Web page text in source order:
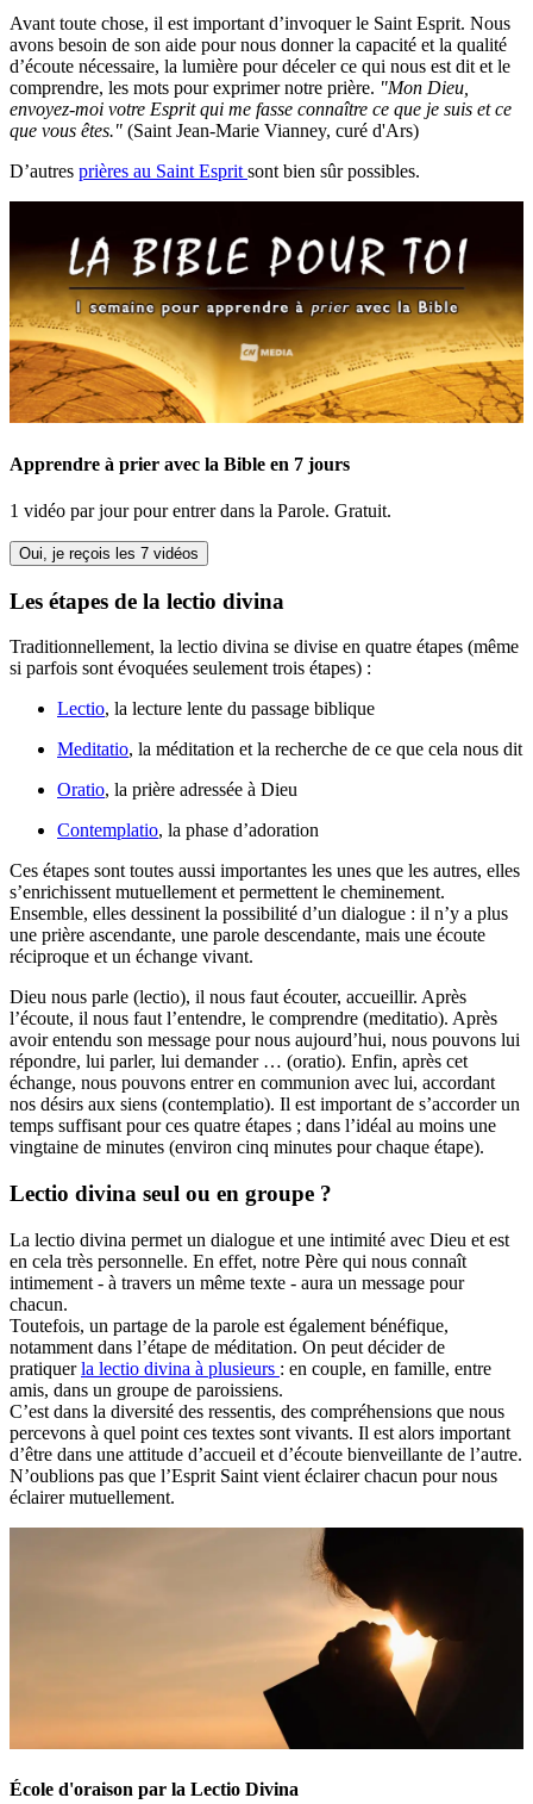
Avant toute chose, il est important d’invoquer le Saint Esprit. Nous
avons besoin de son aide pour nous donner la capacité et la qualité
d’écoute nécessaire, la lumière pour déceler ce qui nous est dit et le
comprendre, les mots pour exprimer notre prière. "Mon Dieu,
envoyez-moi votre Esprit qui me fasse connaître ce que je suis et ce
que vous êtes." (Saint Jean-Marie Vianney, curé d'Ars)
D’autres prières au Saint Esprit sont bien sûr possibles.
Apprendre à prier avec la Bible en 7 jours
1 vidéo par jour pour entrer dans la Parole. Gratuit.
Oui, je reçois les 7 vidéos
Les étapes de la lectio divina
Traditionnellement, la lectio divina se divise en quatre étapes (même
si parfois sont évoquées seulement trois étapes) :
Lectio, la lecture lente du passage biblique
Meditatio, la méditation et la recherche de ce que cela nous dit
Oratio, la prière adressée à Dieu
Contemplatio, la phase d’adoration
Ces étapes sont toutes aussi importantes les unes que les autres, elles
s’enrichissent mutuellement et permettent le cheminement.
Ensemble, elles dessinent la possibilité d’un dialogue : il n’y a plus
une prière ascendante, une parole descendante, mais une écoute
réciproque et un échange vivant.
Dieu nous parle (lectio), il nous faut écouter, accueillir. Après
l’écoute, il nous faut l’entendre, le comprendre (meditatio). Après
avoir entendu son message pour nous aujourd’hui, nous pouvons lui
répondre, lui parler, lui demander … (oratio). Enfin, après cet
échange, nous pouvons entrer en communion avec lui, accordant
nos désirs aux siens (contemplatio). Il est important de s’accorder un
temps suffisant pour ces quatre étapes ; dans l’idéal au moins une
vingtaine de minutes (environ cinq minutes pour chaque étape).
Lectio divina seul ou en groupe ?
La lectio divina permet un dialogue et une intimité avec Dieu et est
en cela très personnelle. En effet, notre Père qui nous connaît
intimement - à travers un même texte - aura un message pour
chacun.
Toutefois, un partage de la parole est également bénéfique,
notamment dans l’étape de méditation. On peut décider de
pratiquerla lectio divina à plusieurs : en couple, en famille, entre
amis, dans un groupe de paroissiens.
C’est dans la diversité des ressentis, des compréhensions que nous
percevons à quel point ces textes sont vivants. Il est alors important
d’être dans une attitude d’accueil et d’écoute bienveillante de l’autre.
N’oublions pas que l’Esprit Saint vient éclairer chacun pour nous
éclairer mutuellement.
École d'oraison par la Lectio Divina